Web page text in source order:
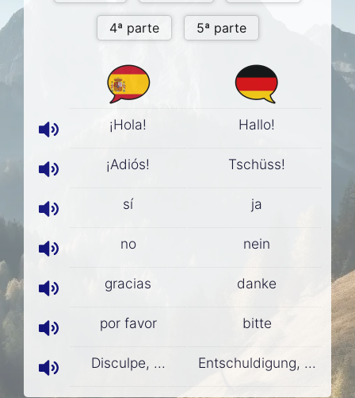
¡Hola! Hallo!
¡Adiós! Tschüss!
sí ja
no nein
gracias danke
por favor bitte
Disculpe, ... Entschuldigung, ...